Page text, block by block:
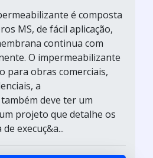
é composta
MS, de fácil aplicação,
continua com
O impermeabilizante
para obras comerciais,
a
deve ter um
projeto que detalhe os
execuç&a...